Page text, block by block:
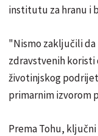
institutu za hranu i
"Nismo zaključili
zdravstvenih koristi
životinjskog
primarnim izvorom
Prema Tohu,